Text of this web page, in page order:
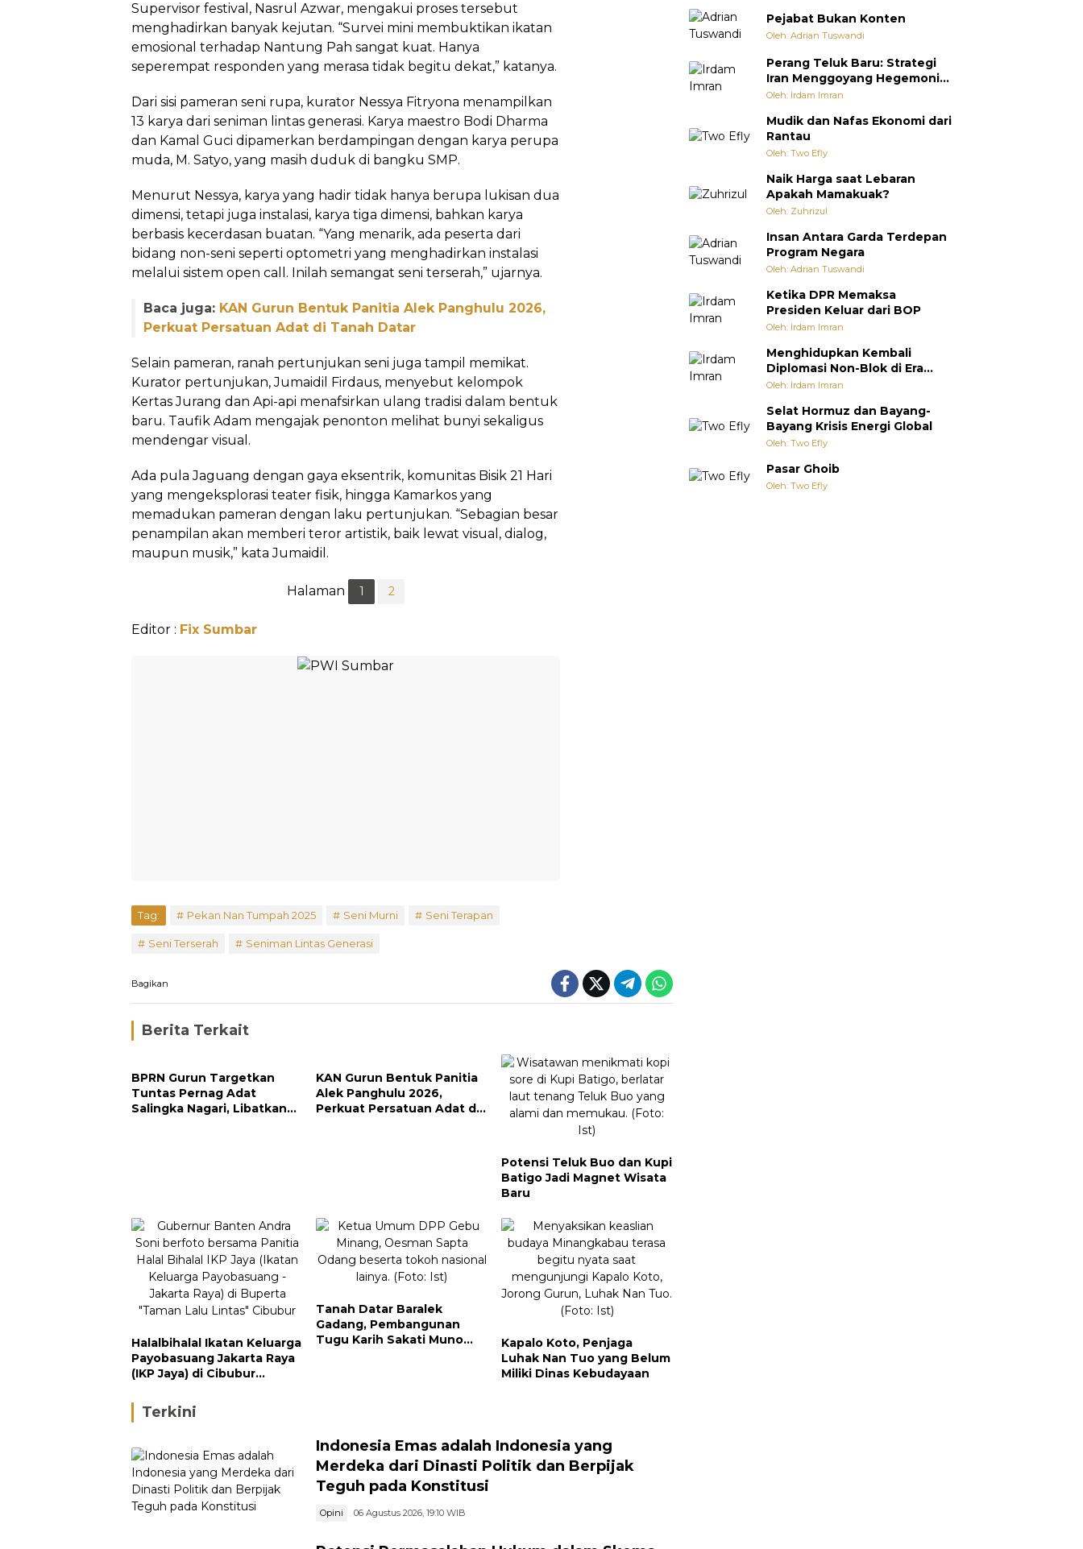
Supervisor festival, Nasrul Azwar, mengakui proses tersebut
menghadirkan banyak kejutan. “Survei mini membuktikan ikatan
emosional terhadap Nantung Pah sangat kuat. Hanya
seperempat responden yang merasa tidak begitu dekat,” katanya.
Dari sisi pameran seni rupa, kurator Nessya Fitryona menampilkan
13 karya dari seniman lintas generasi. Karya maestro Bodi Dharma
dan Kamal Guci dipamerkan berdampingan dengan karya perupa
muda, M. Satyo, yang masih duduk di bangku SMP.
Menurut Nessya, karya yang hadir tidak hanya berupa lukisan dua
dimensi, tetapi juga instalasi, karya tiga dimensi, bahkan karya
berbasis kecerdasan buatan. “Yang menarik, ada peserta dari
bidang non-seni seperti optometri yang menghadirkan instalasi
melalui sistem open call. Inilah semangat seni terserah,” ujarnya.
Baca juga: KAN Gurun Bentuk Panitia Alek Panghulu 2026,
Perkuat Persatuan Adat di Tanah Datar
Selain pameran, ranah pertunjukan seni juga tampil memikat.
Kurator pertunjukan, Jumaidil Firdaus, menyebut kelompok
Kertas Jurang dan Api-api menafsirkan ulang tradisi dalam bentuk
baru. Taufik Adam mengajak penonton melihat bunyi sekaligus
mendengar visual.
Ada pula Jaguang dengan gaya eksentrik, komunitas Bisik 21 Hari
yang mengeksplorasi teater fisik, hingga Kamarkos yang
memadukan pameran dengan laku pertunjukan. “Sebagian besar
penampilan akan memberi teror artistik, baik lewat visual, dialog,
maupun musik,” kata Jumaidil.
Halaman 1 2
Editor : Fix Sumbar
Tag: Pekan Nan Tumpah 2025 Seni Murni Seni Terapan
Seni Terserah Seniman Lintas Generasi
Bagikan
Berita Terkait
BPRN Gurun Targetkan
Tuntas Pernag Adat
Salingka Nagari, Libatkan
KAN Gurun Bentuk Panitia
Alek Panghulu 2026,
Perkuat Persatuan Adat di
Potensi Teluk Buo dan Kupi
Batigo Jadi Magnet Wisata
Baru
Halalbihalal Ikatan Keluarga
Payobasuang Jakarta Raya
(IKP Jaya) di Cibubur
Nasional dan Gubernur
Banten
Tanah Datar Baralek
Gadang, Pembangunan
Tugu Karih Sakati Muno
Kapalo Koto, Penjaga
Luhak Nan Tuo yang Belum
Miliki Dinas Kebudayaan
Terkini
Indonesia Emas adalah Indonesia yang
Merdeka dari Dinasti Politik dan Berpijak
Teguh pada Konstitusi
Opini 06 Agustus 2026, 19:10 WIB
Pejabat Bukan Konten
Oleh: Adrian Tuswandi
Perang Teluk Baru: Strategi
Iran Menggoyang Hegemoni
AS dari Dalam
Oleh: Irdam Imran
Mudik dan Nafas Ekonomi dari
Rantau
Oleh: Two Efly
Naik Harga saat Lebaran
Apakah Mamakuak?
Oleh: Zuhrizul
Insan Antara Garda Terdepan
Program Negara
Oleh: Adrian Tuswandi
Ketika DPR Memaksa
Presiden Keluar dari BOP
Oleh: Irdam Imran
Menghidupkan Kembali
Diplomasi Non-Blok di Era
Multipolar
Oleh: Irdam Imran
Selat Hormuz dan Bayang-
Bayang Krisis Energi Global
Oleh: Two Efly
Pasar Ghoib
Oleh: Two Efly